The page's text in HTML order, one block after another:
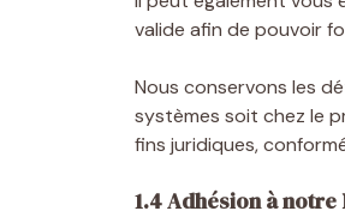
valide afin de pouvoir
Nous conservons les
systèmes soit chez le
fins juridiques,
1.4 Adhésion à